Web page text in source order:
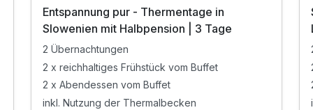
202
Entspannung pur - Thermentage in
Slowenien mit Halbpension | 3 Tage
2 Übernachtungen
2 x reichhaltiges Frühstück vom Buffet
2 x Abendessen vom Buffet
inkl. Nutzung der Thermalbecken